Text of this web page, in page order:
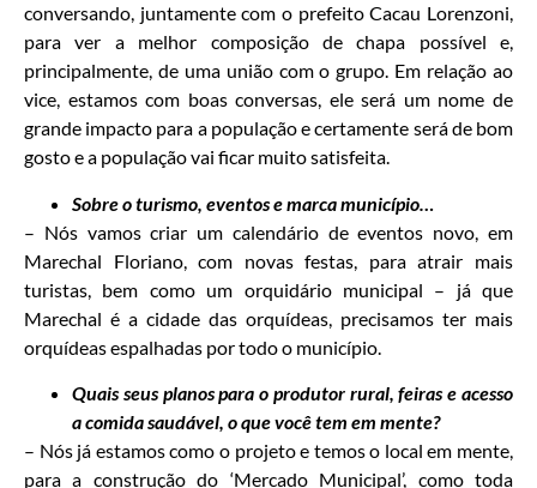
conversando, juntamente com o prefeito Cacau Lorenzoni,
para ver a melhor composição de chapa possível e,
principalmente, de uma união com o grupo. Em relação ao
vice, estamos com boas conversas, ele será um nome de
grande impacto para a população e certamente será de bom
gosto e a população vai ficar muito satisfeita.
Sobre o turismo, eventos e marca município…
– Nós vamos criar um calendário de eventos novo, em
Marechal Floriano, com novas festas, para atrair mais
turistas, bem como um orquidário municipal – já que
Marechal é a cidade das orquídeas, precisamos ter mais
orquídeas espalhadas por todo o município.
Quais seus planos para o produtor rural, feiras e acesso
a comida saudável, o que você tem em mente?
– Nós já estamos como o projeto e temos o local em mente,
para a construção do ‘Mercado Municipal’, como toda